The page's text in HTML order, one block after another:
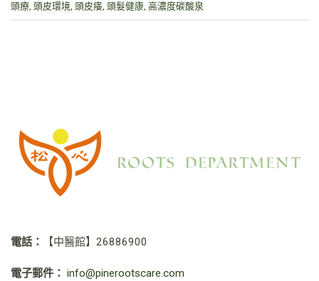
頭療, 頭皮環境, 頭皮癢, 頭髮健康, 高濃度碳酸泉
電話： 【中醫館】 26886900
電子郵件： info@pinerootscare.com